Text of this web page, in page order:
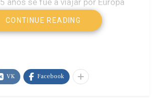
años se fue a viajar por Europa
por su cultura,
científico, naval y militar,
Se enfrentó al imperio sueco
mar Báltico iniciando en 1703 la
CONTINUE READING
VK Facebook